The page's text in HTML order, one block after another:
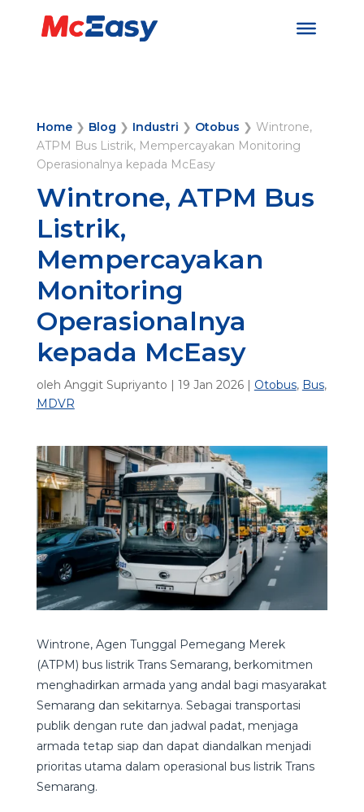
Home❯ Blog ❯ Industri ❯ Otobus ❯ Wintrone,
ATPM Bus Listrik, Mempercayakan Monitoring
Operasionalnya kepada McEasy
Wintrone, ATPM Bus
Listrik,
Mempercayakan
Monitoring
Operasionalnya
kepada McEasy
oleh Anggit Supriyanto | 19 Jan 2026| Otobus, Bus,
MDVR
Wintrone, Agen Tunggal Pemegang Merek
(ATPM) bus listrik Trans Semarang, berkomitmen
menghadirkan armada yang andal bagi masyarakat
Semarang dan sekitarnya. Sebagai transportasi
publik dengan rute dan jadwal padat, menjaga
armada tetap siap dan dapat diandalkan menjadi
prioritas utama dalam operasional bus listrik Trans
Semarang.